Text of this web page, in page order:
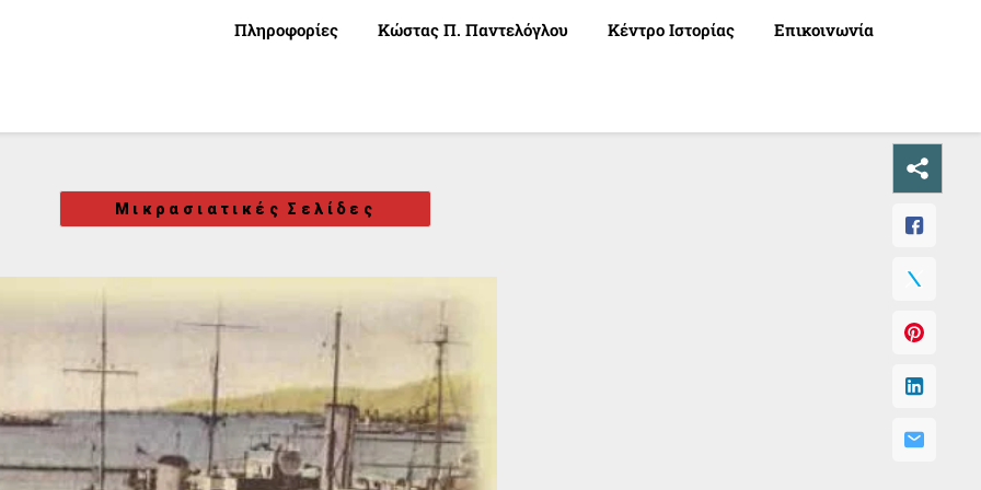
Πληροφορίες Κώστας Π. Παντελόγλου Κέντρο Ιστορίας Επικοινωνία
Μικρασιατικές Σελίδες